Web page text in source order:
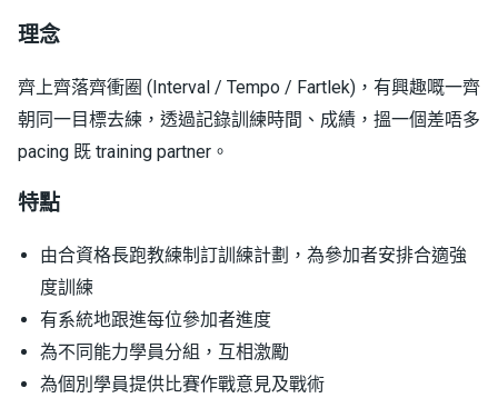
理念
齊上齊落齊衝圈 (Interval / Tempo / Fartlek)，有興趣嘅一齊
朝同一目標去練，透過記錄訓練時間、成績，搵一個差唔多
pacing 既 training partner。
特點
由合資格長跑教練制訂訓練計劃，為參加者安排合適強
度訓練
有系統地跟進每位參加者進度
為不同能力學員分組，互相激勵
為個別學員提供比賽作戰意見及戰術